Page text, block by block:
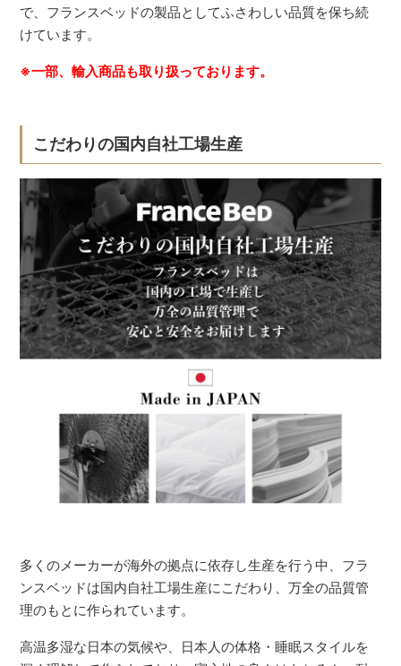
で、フランスベッドの製品としてふさわしい品質を保ち続
けています。
※一部、輸入商品も取り扱っております。
こだわりの国内自社工場生産
多くのメーカーが海外の拠点に依存し生産を行う中、フラ
ンスベッドは国内自社工場生産にこだわり、万全の品質管
理のもとに作られています。
高温多湿な日本の気候や、日本人の体格・睡眠スタイルを